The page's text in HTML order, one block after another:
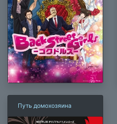
Путь домохозяина